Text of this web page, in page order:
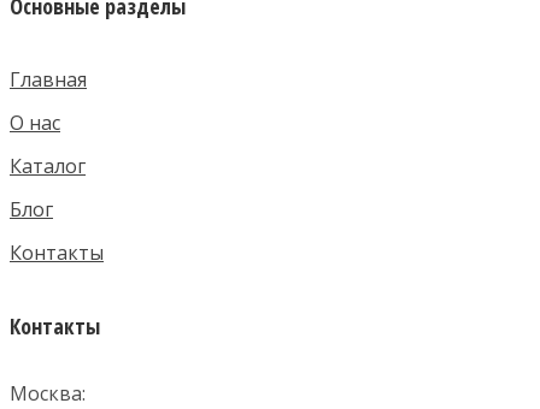
Основные разделы
Главная
О нас
Каталог
Блог
Контакты
Контакты
Москва: